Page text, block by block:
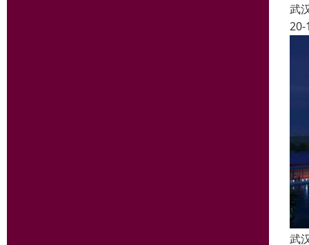
武
20-
武